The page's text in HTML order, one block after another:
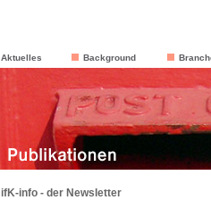
Aktuelles Background
ifK-info - der Newsletter